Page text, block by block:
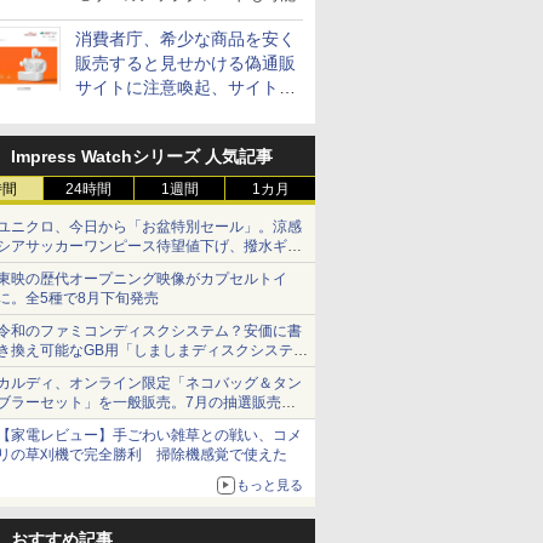
消費者庁、希少な商品を安く
販売すると見せかける偽通販
サイトに注意喚起、サイト名
Impress Watchシリーズ 人気記事
24時間 1週間 1カ月
ニクロ、今日から「お盆特別セール」。涼感
アサッカーワンピース待望値下げ、撥水ギア
ョーツは1990円に
映の歴代オープニング映像がカプセルトイ
。全5種で8月下旬発売
和のファミコンディスクシステム？安価に書
換え可能なGB用「しましまディスクシステ
」
ルディ、オンライン限定「ネコバッグ＆タン
ラーセット」を一般販売。7月の抽選販売の
選無効分
家電レビュー】手ごわい雑草との戦い、コメ
の草刈機で完全勝利 掃除機感覚で使えた
もっと見る